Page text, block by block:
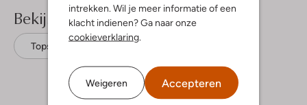
intrekken. Wil je meer informatie of een
klacht indienen? Ga naar onze
cookieverklaring.
Weigeren Accepteren
Bekijk meer
Tops